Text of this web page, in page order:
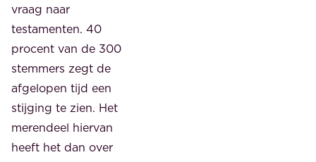
vraag naar
testamenten. 40
procent van de 300
stemmers zegt de
afgelopen tijd een
stijging te zien. Het
merendeel hiervan
heeft het dan over